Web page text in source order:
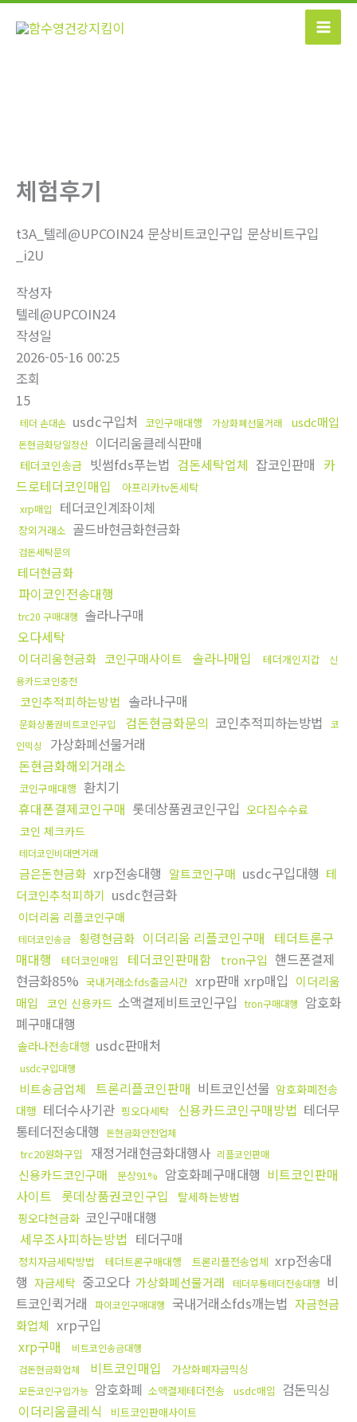
콘
체험후기
t3A_텔레@UPCOIN24 문상비트코인구입 문상비트구입
_i2U
작성자
텔레@UPCOIN24
작성일
2026-05-16 00:25
조회
15
테더 손대손 usdc구입처 코인구매대행 가상화폐선물거래 usdc매입
돈현금화당일정산 이더리움클레식판매
테더코인송금 빗썸fds푸는법 검돈세탁업체 잡코인판매 카
드로테더코인매입
아프리카tv돈세탁
xrp매입 테더코인계좌이체
장외거래소 골드바현금화현금화
검돈세탁문의
테더현금화
파이코인전송대행
trc20 구매대행 솔라나구매
오다세탁
이더리움현금화 코인구매사이트 솔라나매입 테더개인지갑
신
용카드코인충전
코인추적피하는방법 솔라나구매
문화상품권비트코인구입 검돈현금화문의 코인추적피하는방법
코
인믹싱
가상화폐선물거래
돈현금화해외거래소
코인구매대행 환치기
휴대폰결제코인구매 롯데상품권코인구입 오다집수수료
코인 체크카드
테더코인비대면거래
금은돈현금화 xrp전송대행 알트코인구매 usdc구입대행 테
더코인추척피하기 usdc현금화
이더리움 리플코인구매
테더코인송금 횡령현금화 이더리움 리플코인구매 테더트론구
매대행
테더코인매입 테더코인판매함 tron구입 핸드폰결제
현금화85% 국내거래소fds출금시간 xrp판매 xrp매입 이더리움
매입
코인 신용카드 소액결제비트코인구입 tron구매대행
암호화
폐구매대행
솔라나전송대행 usdc판매처
usdc구입대행
비트송금업체 트론리플코인판매 비트코인선물 암호화폐전송
대행 테더수사기관 핑오다세탁 신용카드코인구매방법 테더무
통테더전송대행 돈현금화안전업체
trc20원화구입 재정거래현금화대행사 리플코인판매
신용카드코인구매 문상91% 암호화폐구매대행 비트코인판매
사이트 롯데상품권코인구입
탈세하는방법
핑오다현금화 코인구매대행
세무조사피하는방법 테더구매
정치자금세탁방법 테더트론구매대행 트론리플전송업체 xrp전송대
행 자금세탁 중고오다 가상화폐선물거래 테더무통테더전송대행 비
트코인퀵거래
파이코인구매대행 국내거래소fds깨는법 자금현금
화업체 xrp구입
xrp구매
비트코인송금대행
검돈현금화업체
비트코인매입 가상화폐자금믹싱
모든코인구입가능 암호화폐 소액결제테더전송 usdc매입 검돈믹싱
이더리움클레식
비트코인판매사이트